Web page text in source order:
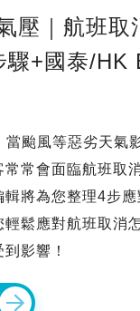
壓｜航班取
驟+國泰/HK
當颱風等惡劣天氣
常會面臨航班取
將為您整理4步
鬆應對航班取消
影響！